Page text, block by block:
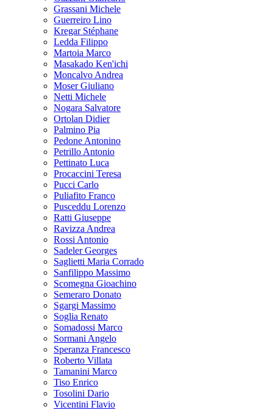
Grassani Michele
Guerreiro Lino
Kregar Stéphane
Ledda Filippo
Martoia Marco
Masakado Ken'ichi
Moncalvo Andrea
Moser Giuliano
Netti Michele
Nogara Salvatore
Ortolan Didier
Palmino Pia
Pedone Antonino
Petrillo Antonio
Pettinato Luca
Procaccini Teresa
Pucci Carlo
Puliafito Franco
Pusceddu Lorenzo
Ratti Giuseppe
Ravizza Andrea
Rossi Antonio
Sadeler Georges
Saglietti Maria Corrado
Sanfilippo Massimo
Scomegna Gioachino
Semeraro Donato
Sgargi Massimo
Soglia Renato
Somadossi Marco
Sormani Angelo
Speranza Francesco
Roberto Villata
Tamanini Marco
Tiso Enrico
Tosolini Dario
Vicentini Flavio